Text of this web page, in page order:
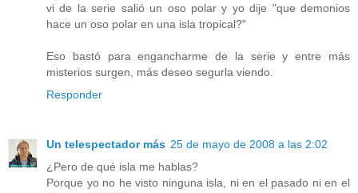
vi de la serie salió un oso polar y yo dije "que demonios
hace un oso polar en una isla tropical?"
Eso bastó para engancharme de la serie y entre más
misterios surgen, más deseo segurla viendo.
Responder
Un telespectador más 25 de mayo de 2008 a las 2:02
¿Pero de qué isla me hablas?
Porque yo no he visto ninguna isla, ni en el pasado ni en el